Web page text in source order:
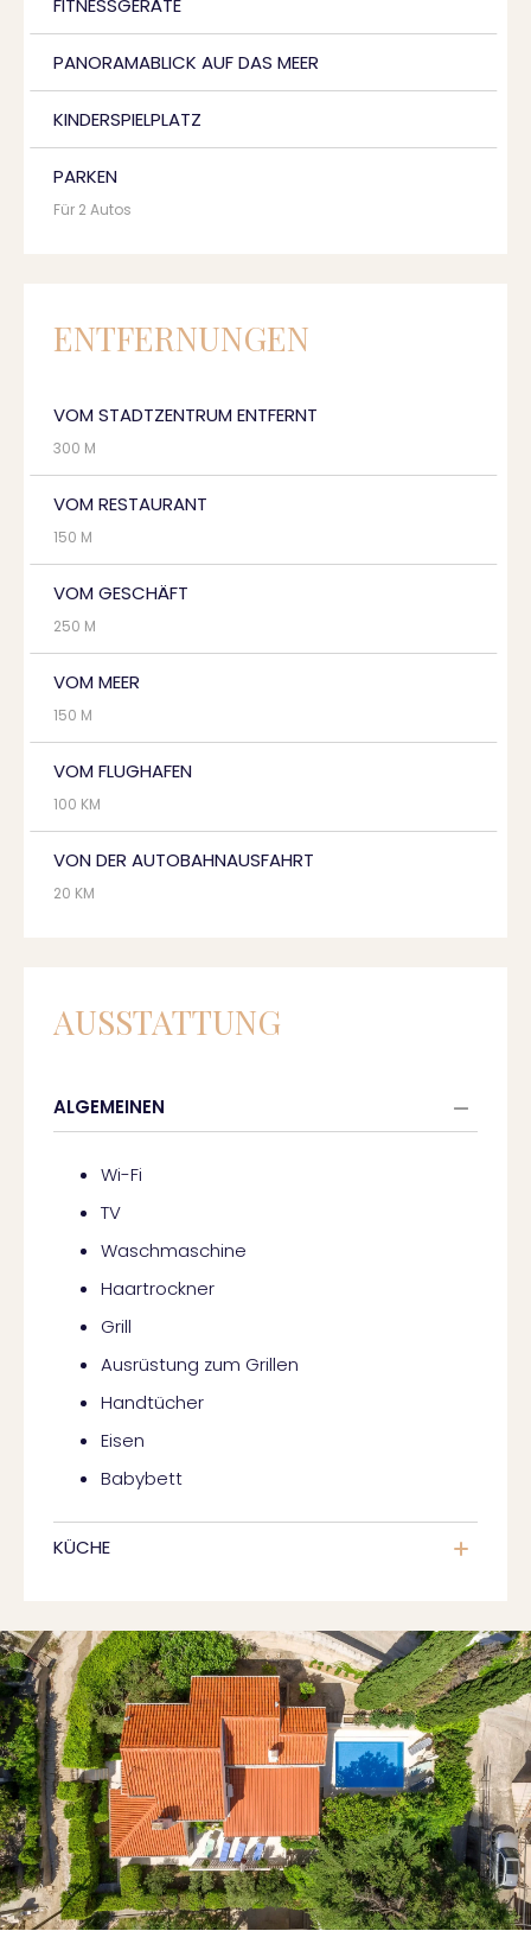
FITNESSGERÄTE
PANORAMABLICK AUF DAS MEER
KINDERSPIELPLATZ
PARKEN
Für 2 Autos
ENTFERNUNGEN
VOM STADTZENTRUM ENTFERNT
300 M
VOM RESTAURANT
150 M
VOM GESCHÄFT
250 M
VOM MEER
150 M
VOM FLUGHAFEN
100 KM
VON DER AUTOBAHNAUSFAHRT
20 KM
AUSSTATTUNG
ALGEMEINEN
Wi-Fi
TV
Waschmaschine
Haartrockner
Grill
Ausrüstung zum Grillen
Handtücher
Eisen
Babybett
KÜCHE